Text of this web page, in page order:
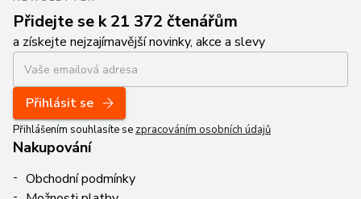
Přidejte se k 21 372 čtenářům
a získejte nejzajímavější novinky, akce a slevy
Přihlásit se
Přihlášením souhlasíte se zpracováním osobních údajů
Nakupování
Obchodní podmínky